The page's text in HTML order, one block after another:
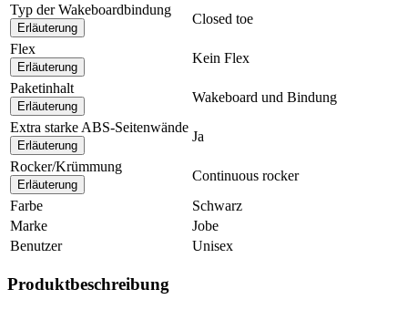
Typ der Wakeboardbindung
Erläuterung
Closed toe
Flex
Erläuterung
Kein Flex
Paketinhalt
Erläuterung
Wakeboard und Bindung
Extra starke ABS-Seitenwände
Erläuterung
Ja
Rocker/Krümmung
Erläuterung
Continuous rocker
Farbe
Schwarz
Marke
Jobe
Benutzer
Unisex
Produktbeschreibung